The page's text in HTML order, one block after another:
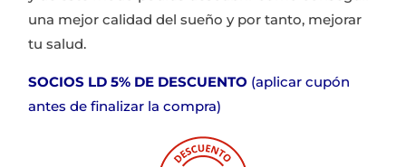
una mejor calidad del sueño y por tanto, mejorar
tu salud.
SOCIOS LD 5% DE DESCUENTO (aplicar cupón
antes de finalizar la compra)